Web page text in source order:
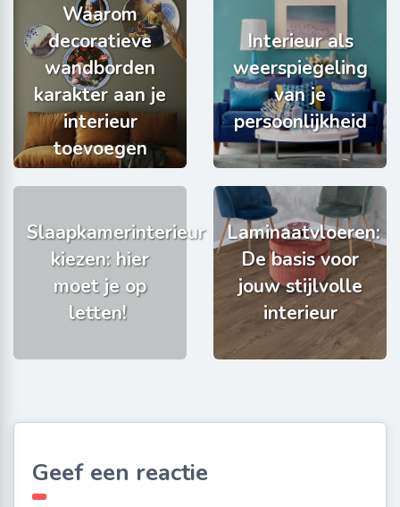
Waarom
decoratieve
wandborden
karakter aan je
interieur
toevoegen
Interieur als
weerspiegeling
van je
persoonlijkheid
Slaapkamerinterieur
kiezen: hier
moet je op
letten!
Laminaatvloeren:
De basis voor
jouw stijlvolle
interieur
Geef een reactie